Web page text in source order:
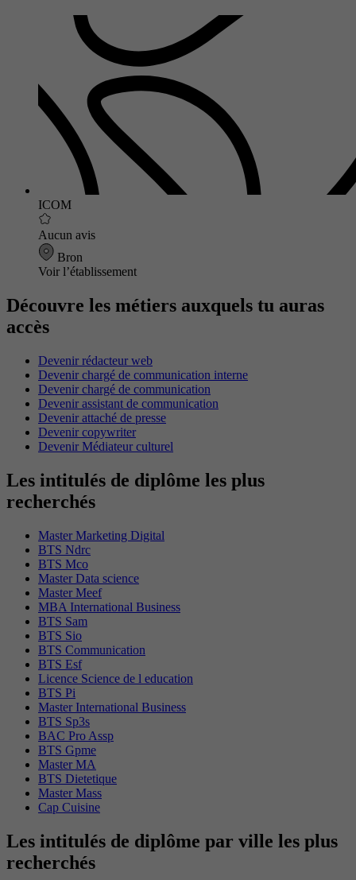
ICOM
Aucun avis
Bron
Voir l’établissement
Découvre les métiers auxquels tu auras
accès
Devenir rédacteur web
Devenir chargé de communication interne
Devenir chargé de communication
Devenir assistant de communication
Devenir attaché de presse
Devenir copywriter
Devenir Médiateur culturel
Les intitulés de diplôme les plus
recherchés
Master Marketing Digital
BTS Ndrc
BTS Mco
Master Data science
Master Meef
MBA International Business
BTS Sam
BTS Sio
BTS Communication
BTS Esf
Licence Science de l education
BTS Pi
Master International Business
BTS Sp3s
BAC Pro Assp
BTS Gpme
Master MA
BTS Dietetique
Master Mass
Cap Cuisine
Les intitulés de diplôme par ville les plus
recherchés